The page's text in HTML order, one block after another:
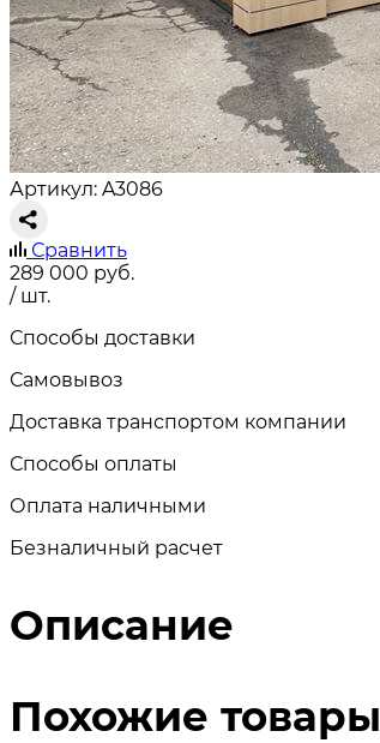
Артикул: A3086
Сравнить
289 000 руб.
/ шт.
Способы доставки
Самовывоз
Доставка транспортом компании
Способы оплаты
Оплата наличными
Безналичный расчет
Описание
Похожие товары